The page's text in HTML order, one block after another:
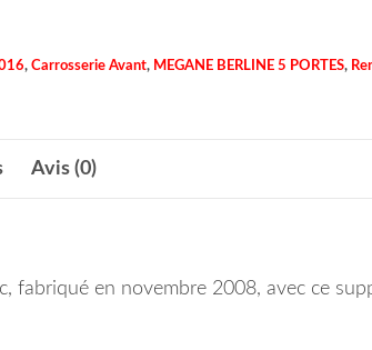
, Carrosserie Avant, MEGANE BERLINE 5 PORTES,
Avis (0)
fabriqué en novembre 2008, avec ce